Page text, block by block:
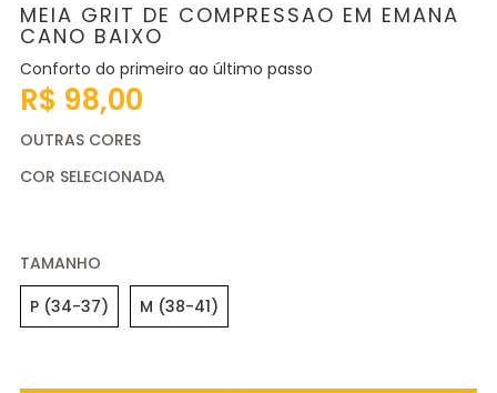
MEIA GRIT DE COMPRESSAO EM EMANA
CANO BAIXO
Conforto do primeiro ao último passo
R$ 98,00
OUTRAS CORES
TAMANHO
P (34-37)
M (38-41)